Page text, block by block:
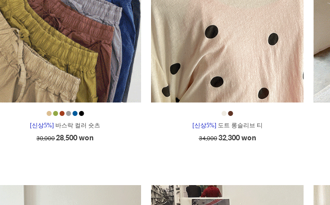
●●●●●●
[신상5%] 바스락 컬러 숏츠
30,00028,500 won
●●
[신상5%] 도트 롱슬리브 티
34,00032,300 won